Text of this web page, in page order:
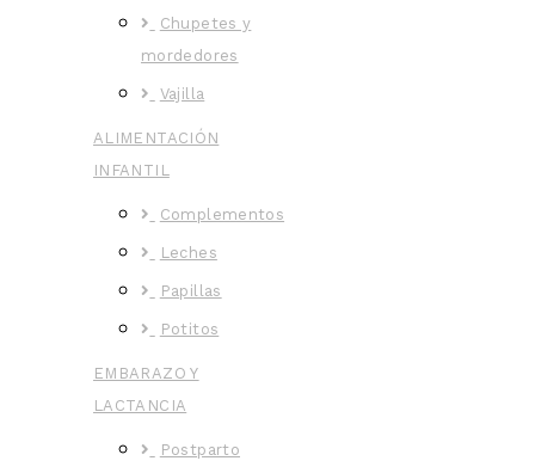
Chupetes y
mordedores
Vajilla
ALIMENTACIÓN
INFANTIL
Complementos
Leches
Papillas
Potitos
EMBARAZO Y
LACTANCIA
Postparto